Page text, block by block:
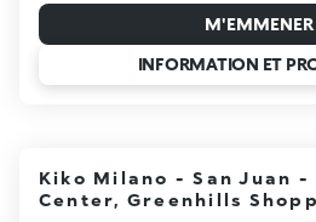
M'EMMENER
INFORMATION ET
Kiko Milano - San Juan
Center, Greenhills